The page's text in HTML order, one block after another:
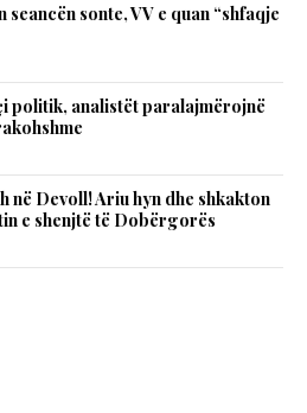
sonte, VV e quan “shfaqje
politik, analistët paralajmërojnë
në Devoll! Ariu hyn dhe shkakton
e shenjtë të Dobërgorës